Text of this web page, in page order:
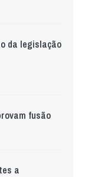
da legislação
fusão
a